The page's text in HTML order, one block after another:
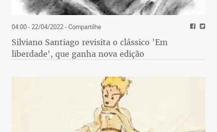
04:00 - 22/04/2022- Compartilhe
Silviano Santiago revisita o clássico 'Em
liberdade', que ganha nova edição